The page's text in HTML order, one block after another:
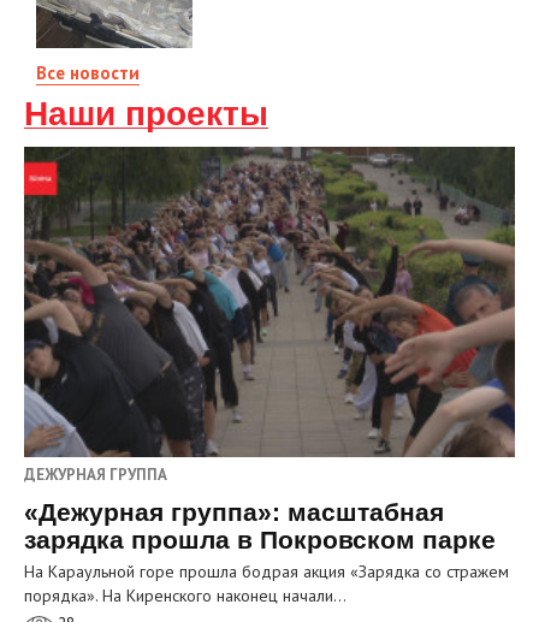
Все новости
Наши проекты
ДЕЖУРНАЯ ГРУППА
«Дежурная группа»: масштабная
зарядка прошла в Покровском парке
На Караульной горе прошла бодрая акция «Зарядка со стражем
порядка». На Киренского наконец начали…